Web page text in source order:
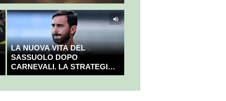
LA NUOVA VITA DEL
SASSUOLO DOPO
CARNEVALI. LA STRATEGIA È
GIÀ CHIARA E DECISA